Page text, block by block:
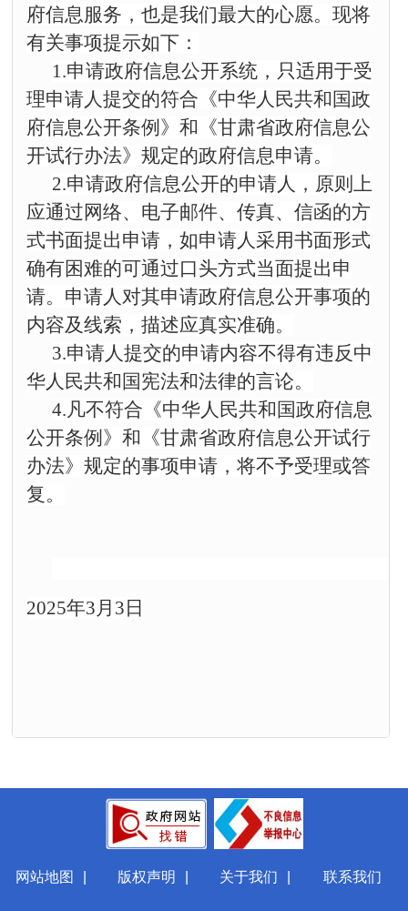
府信息服务，也是我们最大的心愿。现将
有关事项提示如下：
1.申请政府信息公开系统，只适用于受
理申请人提交的符合《中华人民共和国政
府信息公开条例》和《甘肃省政府信息公
开试行办法》规定的政府信息申请。
2.申请政府信息公开的申请人，原则上
应通过网络、电子邮件、传真、信函的方
式书面提出申请，如申请人采用书面形式
确有困难的可通过口头方式当面提出申
请。申请人对其申请政府信息公开事项的
内容及线索，描述应真实准确。
3.申请人提交的申请内容不得有违反中
华人民共和国宪法和法律的言论。
4.凡不符合《中华人民共和国政府信息
公开条例》和《甘肃省政府信息公开试行
办法》规定的事项申请，将不予受理或答
复。
2025年3月3日
网站地图 版权声明 关于我们 联系我们